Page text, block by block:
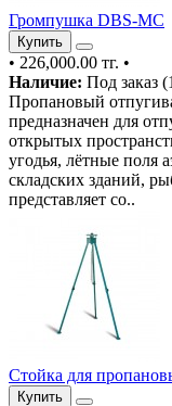
Громпушка DBS-MC
Купить
• 226,000.00 тг. •
Наличие: Под заказ
Пропановый
предназначен для
открытых
угодья, лётные поля
складских зданий,
представляет со..
Стойка для
Купить